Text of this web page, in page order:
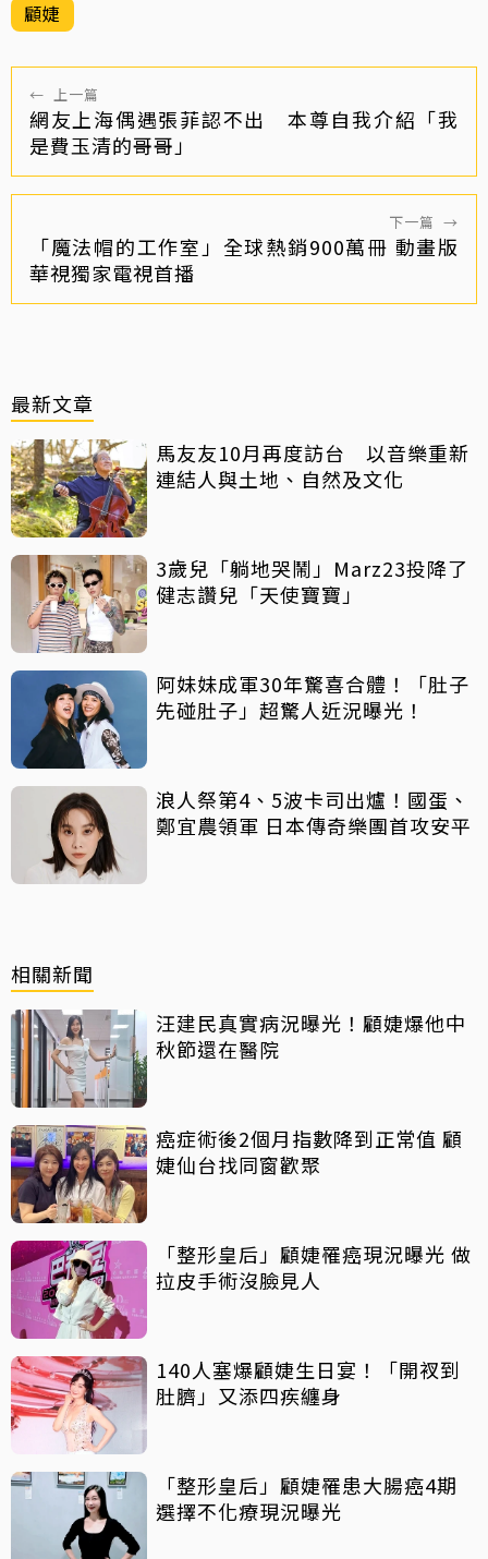
顧婕
← 上一篇
網友上海偶遇張菲認不出 本尊自我介紹「我
是費玉清的哥哥」
下一篇 →
「魔法帽的工作室」全球熱銷900萬冊 動畫版
華視獨家電視首播
最新文章
馬友友10月再度訪台 以音樂重新
連結人與土地、自然及文化
3歲兒「躺地哭鬧」Marz23投降了
健志讚兒「天使寶寶」
阿妹妹成軍30年驚喜合體！「肚子
先碰肚子」超驚人近況曝光！
浪人祭第4、5波卡司出爐！國蛋、
鄭宜農領軍 日本傳奇樂團首攻安平
相關新聞
汪建民真實病況曝光！顧婕爆他中
秋節還在醫院
癌症術後2個月指數降到正常值 顧
婕仙台找同窗歡聚
「整形皇后」顧婕罹癌現況曝光 做
拉皮手術沒臉見人
140人塞爆顧婕生日宴！「開衩到
肚臍」又添四疾纏身
「整形皇后」顧婕罹患大腸癌4期
選擇不化療現況曝光